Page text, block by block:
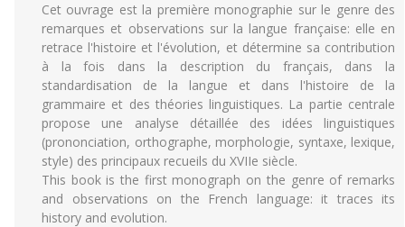
Cet ouvrage est la première monographie sur le genre des
remarques et observations sur la langue française: elle en
retrace l'histoire et l'évolution, et détermine sa contribution
à la fois dans la description du français, dans la
standardisation de la langue et dans l'histoire de la
grammaire et des théories linguistiques. La partie centrale
propose une analyse détaillée des idées linguistiques
(prononciation, orthographe, morphologie, syntaxe, lexique,
style) des principaux recueils du XVIIe siècle.
This book is the first monograph on the genre of remarks
and observations on the French language: it traces its
history and evolution.